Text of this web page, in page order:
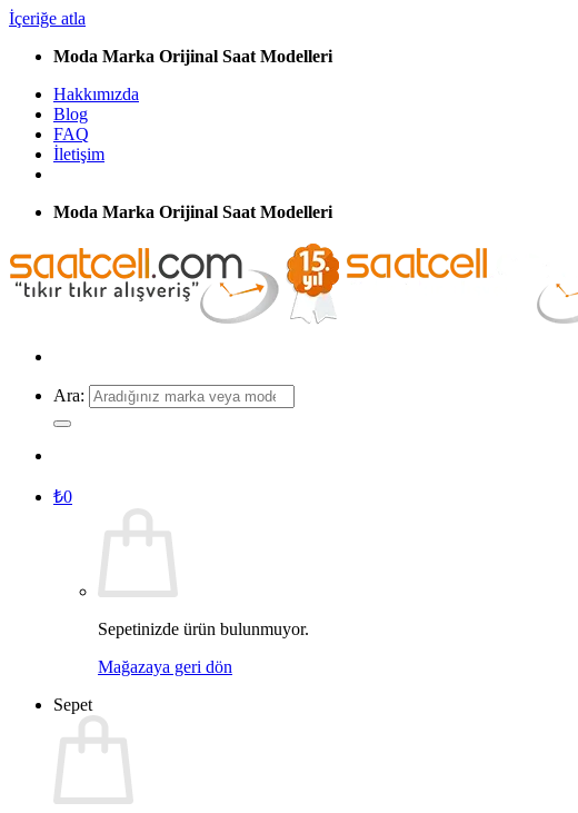
İçeriğe atla
Moda Marka Orijinal Saat Modelleri
Hakkımızda
Blog
FAQ
İletişim
Moda Marka Orijinal Saat Modelleri
Ara:
₺0
Sepetinizde ürün bulunmuyor.
Mağazaya geri dön
Sepet